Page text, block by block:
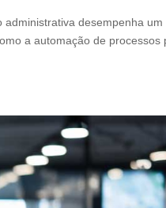
desempenha um
a automação de processos